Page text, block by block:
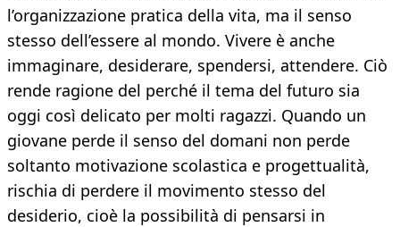
l’organizzazione pratica della vita, ma il senso
stesso dell’essere al mondo. Vivere è anche
immaginare, desiderare, spendersi, attendere. Ciò
rende ragione del perché il tema del futuro sia
oggi così delicato per molti ragazzi. Quando un
giovane perde il senso del domani non perde
soltanto motivazione scolastica e progettualità,
rischia di perdere il movimento stesso del
desiderio, cioè la possibilità di pensarsi in